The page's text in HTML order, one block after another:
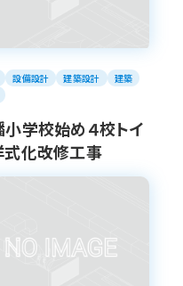
設備設計 建築設計
建築
学校始め４校トイ
式化改修工事